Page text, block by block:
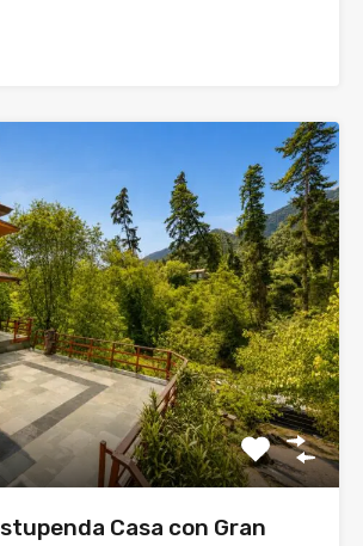
Casa con Gran